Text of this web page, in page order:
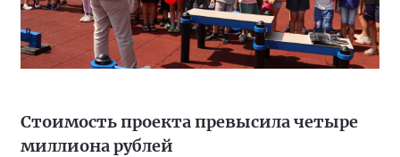
Стоимость проекта превысила четыре
миллиона рублей